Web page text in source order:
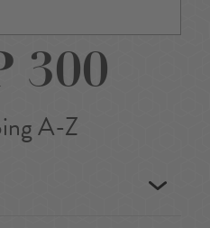
300
A-Z